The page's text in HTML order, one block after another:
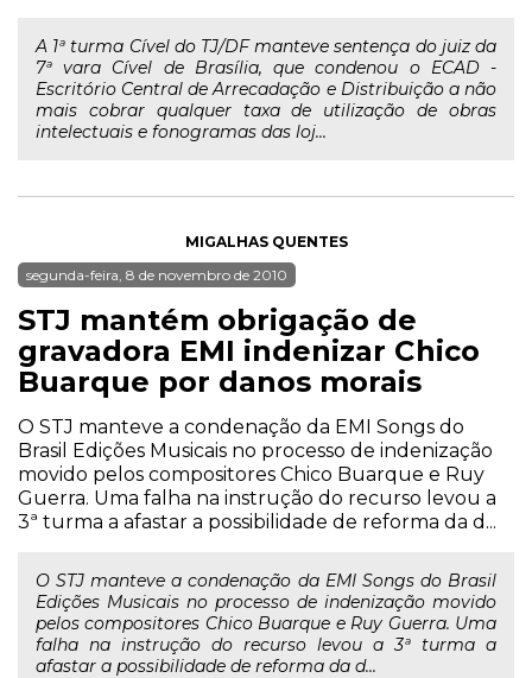
A 1ª turma Cível do TJ/DF manteve sentença do juiz da
7ª vara Cível de Brasília, que condenou o ECAD -
Escritório Central de Arrecadação e Distribuição a não
mais cobrar qualquer taxa de utilização de obras
intelectuais e fonogramas das loj...
MIGALHAS QUENTES
segunda-feira, 8 de novembro de 2010
STJ mantém obrigação de
gravadora EMI indenizar Chico
Buarque por danos morais
O STJ manteve a condenação da EMI Songs do
Brasil Edições Musicais no processo de indenização
movido pelos compositores Chico Buarque e Ruy
Guerra. Uma falha na instrução do recurso levou a
3ª turma a afastar a possibilidade de reforma da d...
O STJ manteve a condenação da EMI Songs do Brasil
Edições Musicais no processo de indenização movido
pelos compositores Chico Buarque e Ruy Guerra. Uma
falha na instrução do recurso levou a 3ª turma a
afastar a possibilidade de reforma da d...